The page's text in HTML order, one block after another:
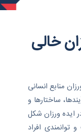
خالی
منابع انسانی
ساختارها و
ایده ورزان شکل
توانمندی افراد